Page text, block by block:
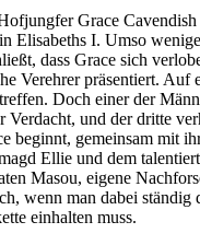
Grace Cavendish
Elisabeths I. Umso
dass Grace sich
Verehrer präsentiert. Auf
Doch einer der
Verdacht, und der dritte
beginnt, gemeinsam mit
Ellie und dem
Masou, eigene
wenn man dabei ständig
einhalten muss.